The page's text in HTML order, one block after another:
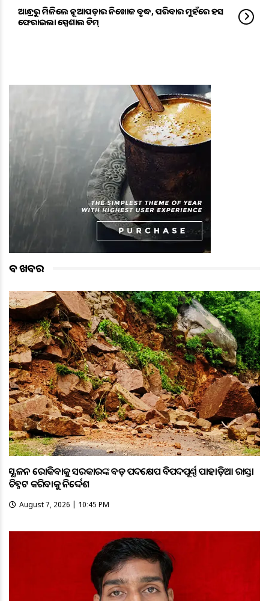
ଆନ୍ଧ୍ରରୁ ମିଳିଲେ ନୂଆପଡ଼ାର ନିଖୋଜ ବୃଦ୍ଧ, ପରିବାର ମୁହଁରେ ହସ
ଫେରାଇଲା ସ୍ପେଶାଲ ଟିମ୍
ବଡ ଖବର
ଭୂସ୍ଖଳନ ରୋକିବାକୁ ସରକାରଙ୍କ ବଡ଼ ପଦକ୍ଷେପ ବିପଦପୂର୍ଣ୍ଣ ପାହାଡ଼ିଆ ରାସ୍ତା
ଚିହ୍ନଟ କରିବାକୁ ନିର୍ଦ୍ଦେଶ
August 7, 2026 | 10:45 PM